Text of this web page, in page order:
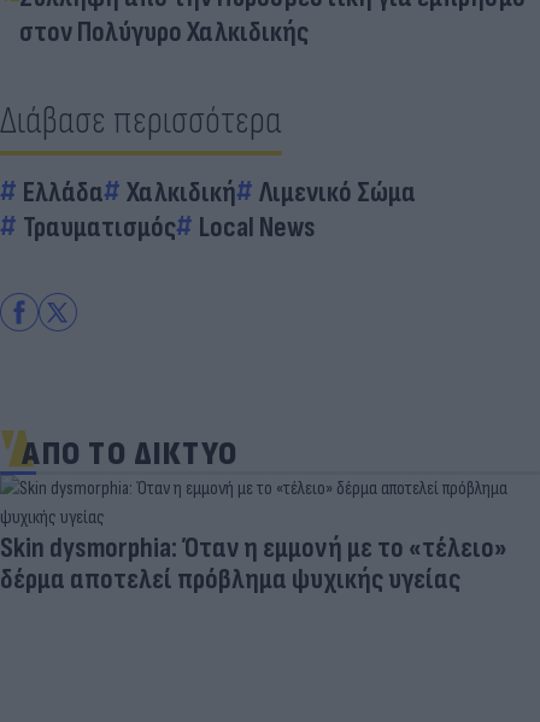
στον Πολύγυρο Χαλκιδικής
Διάβασε περισσότερα
Ελλάδα Χαλκιδική
Λιμενικό Σώμα
Τραυματισμός
Local News
ΑΠΟ ΤΟ ΔΙΚΤΥΟ